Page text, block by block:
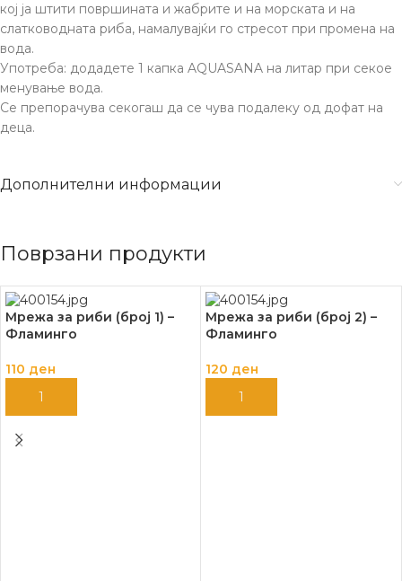
кој ја штити површината и жабрите и на морската и на
слатководната риба, намалувајќи го стресот при промена на
вода.
Употреба: додадете 1 капка AQUASANA на литар при секое
менување вода.
Се препорачува секогаш да се чува подалеку од дофат на
деца.
Дополнителни информации
Поврзани продукти
Мрежа за риби (број 1) –
Фламинго
110 ден
ДОДАЈ ВО КОШНИЦА
Мрежа за риби (број 2) –
Фламинго
120 ден
ДОДАЈ ВО КОШНИЦА